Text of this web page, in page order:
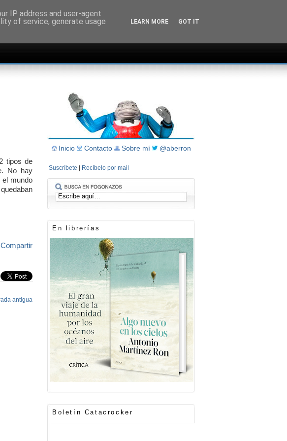
tipos de
No hay
el mundo
Compartir
antigua
Inicio Contacto Sobre mí @aberron
Suscríbete Recíbelo por mail
En librerías
Boletín Catacrocker
IP address and user-agent
of service, generate usage
LEARN MORE GOT IT